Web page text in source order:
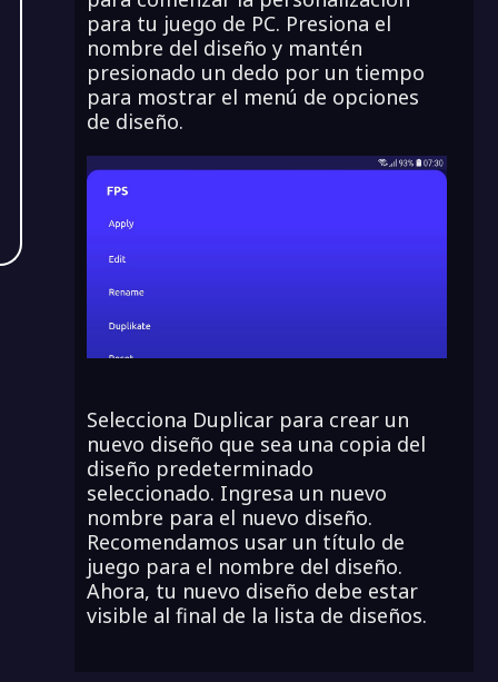
para tu juego de PC. Presiona el
nombre del diseño y mantén
presionado un dedo por un tiempo
para mostrar el menú de opciones
de diseño.
Selecciona Duplicar para crear un
nuevo diseño que sea una copia del
diseño predeterminado
seleccionado. Ingresa un nuevo
nombre para el nuevo diseño.
Recomendamos usar un título de
juego para el nombre del diseño.
Ahora, tu nuevo diseño debe estar
visible al final de la lista de diseños.